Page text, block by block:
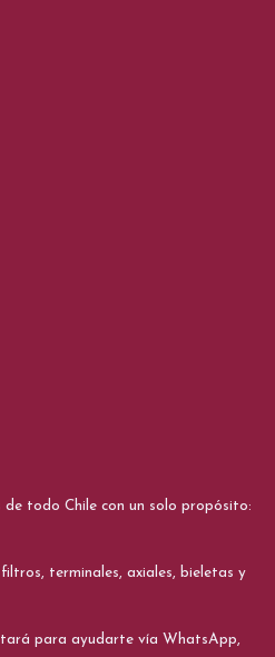
de todo Chile con un solo propósito:
terminales, axiales, bieletas y
para ayudarte vía WhatsApp,